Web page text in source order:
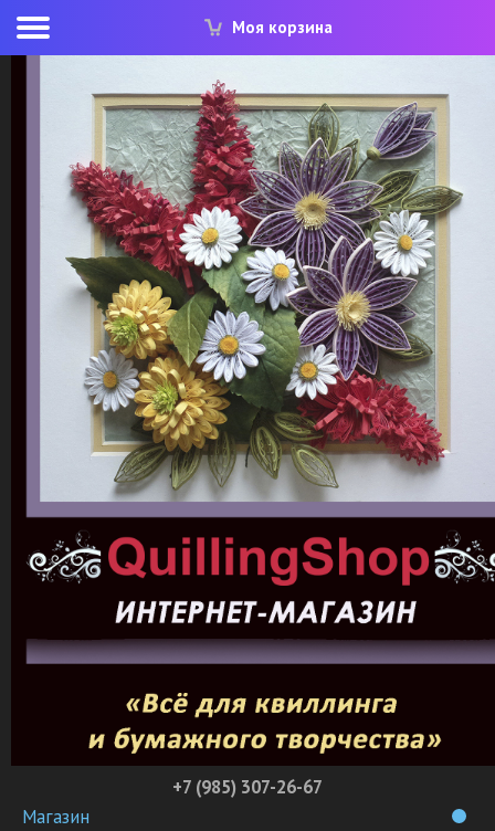
Моя корзина
+7 (985) 307-26-67
Магазин